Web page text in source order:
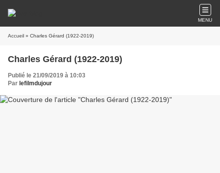
MENU
Accueil » Charles Gérard (1922-2019)
Charles Gérard (1922-2019)
Publié le 21/09/2019 à 10:03
Par lefilmdujour